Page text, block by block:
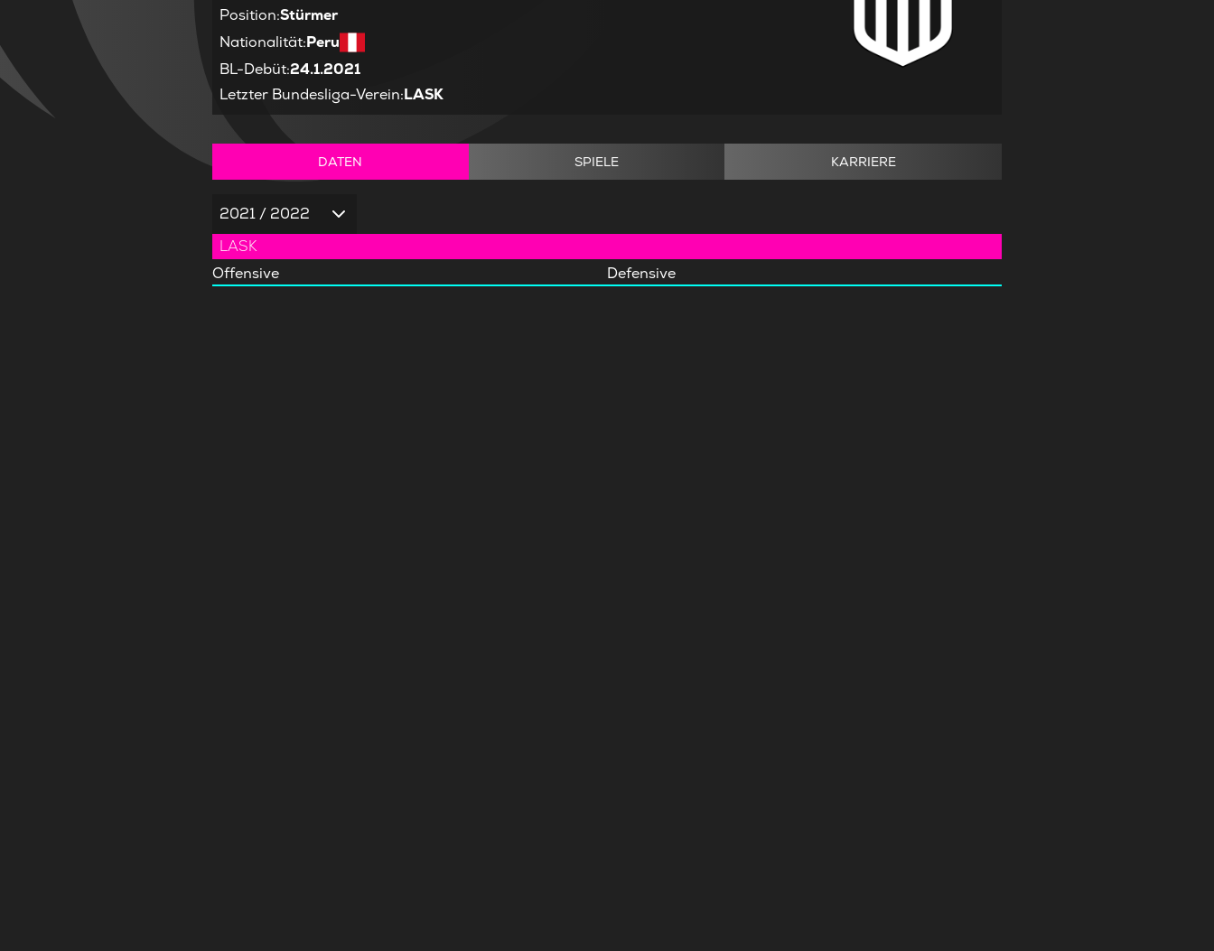
Position:Stürmer
Nationalität:Peru
BL-Debüt:24.1.2021
Letzter Bundesliga-Verein:LASK
DATEN SPIELE KARRIERE
2021 / 2022
LASK
Offensive
Defensive